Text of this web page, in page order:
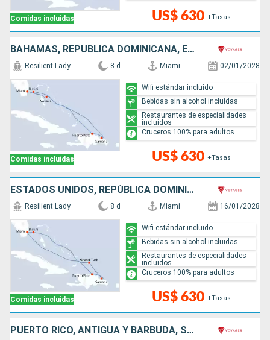
Comidas incluidas US$ 630 +Tasas
BAHAMAS, REPÚBLICA DOMINICANA, ESTADOS UNIDOS
Comidas incluidas
Resilient Lady 8 d Miami 02/01/2028
US$ 630 +Tasas
Wifi estándar incluido
Bebidas sin alcohol incluidas
Restaurantes de especialidades
incluidos
Cruceros 100% para adultos
ESTADOS UNIDOS, REPÚBLICA DOMINICANA, BAHAMAS
Comidas incluidas
Resilient Lady 8 d Miami 16/01/2028
US$ 630 +Tasas
Wifi estándar incluido
Bebidas sin alcohol incluidas
Restaurantes de especialidades
incluidos
Cruceros 100% para adultos
PUERTO RICO, ANTIGUA Y BARBUDA, SANTA LUCIA